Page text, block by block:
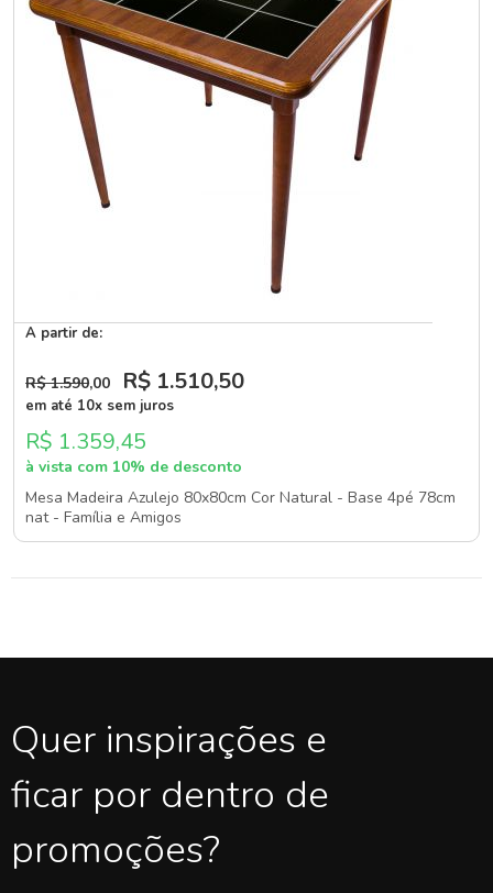
A partir de:
R$ 1.590,00 R$ 1.510,50
em até 10x sem juros
R$ 1.359,45
à vista com 10% de desconto
Mesa Madeira Azulejo 80x80cm Cor Natural - Base 4pé 78cm
nat - Família e Amigos
Quer inspirações e
ficar por dentro de
promoções?